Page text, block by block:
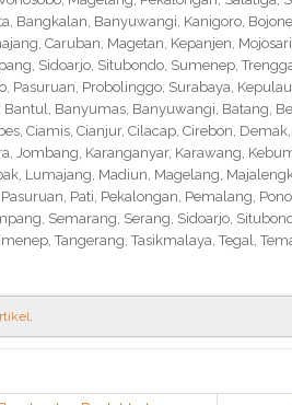
Bangkalan, Banyuwangi, Kanigoro,
Caruban, Magetan, Kepanjen,
Sidoarjo, Situbondo, Sumenep,
Pasuruan, Probolinggo, Surabaya,
Banyumas, Banyuwangi, Batang,
Ciamis, Cianjur, Cilacap, Cirebon,
Jombang, Karanganyar, Karawang,
Lumajang, Madiun, Magelang,
Pati, Pekalongan, Pemalang,
Semarang, Serang, Sidoarjo,
Tangerang, Tasikmalaya, Tegal,
.